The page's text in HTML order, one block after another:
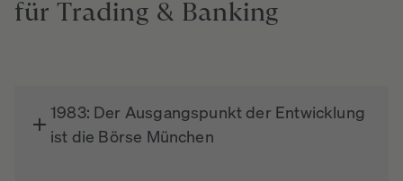
für Trading & Banking
1983: Der Ausgangspunkt der Entwicklung
ist die Börse München